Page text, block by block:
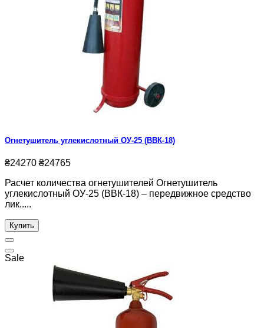
Огнетушитель углекислотный ОУ-25 (ВВК-18)
₴24270 ₴24765
Расчет количества огнетушителей Огнетушитель
углекислотный ОУ-25 (ВВК-18) – передвижное средство
лик.....
Купить
Sale